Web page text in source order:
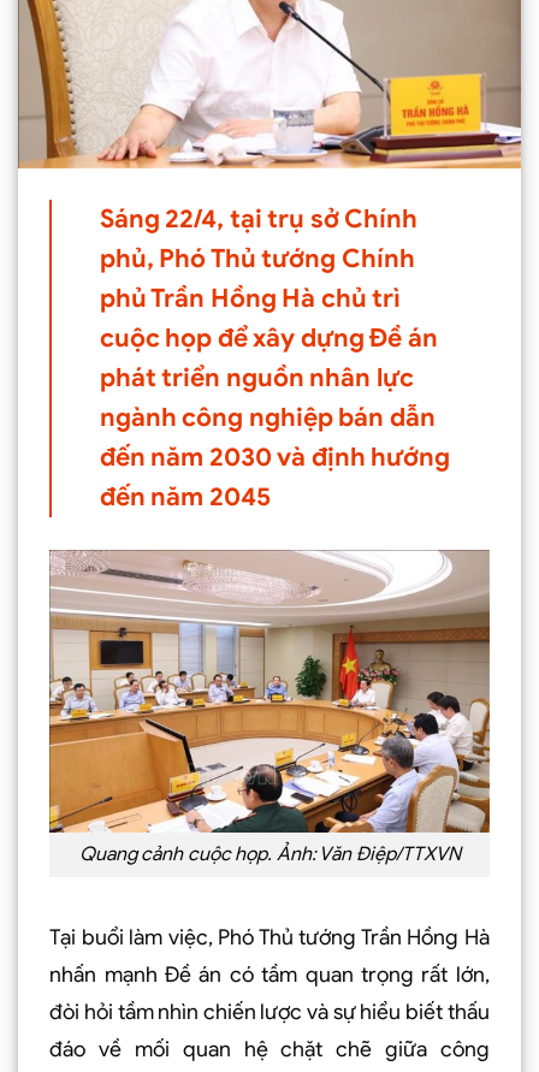
Sáng 22/4, tại trụ sở Chính
phủ, Phó Thủ tướng Chính
phủ Trần Hồng Hà chủ trì
cuộc họp để xây dựng Đề án
phát triển nguồn nhân lực
ngành công nghiệp bán dẫn
đến năm 2030 và định hướng
đến năm 2045
Quang cảnh cuộc họp. Ảnh: Văn Điệp/TTXVN
Tại buổi làm việc, Phó Thủ tướng Trần Hồng Hà
nhấn mạnh Đề án có tầm quan trọng rất lớn,
đòi hỏi tầm nhìn chiến lược và sự hiểu biết thấu
đáo về mối quan hệ chặt chẽ giữa công